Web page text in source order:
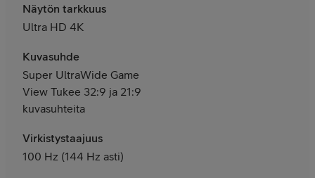
Näytön tarkkuus
Ultra HD 4K
Kuvasuhde
Super UltraWide Game
View Tukee 32:9 ja 21:9
kuvasuhteita
Virkistystaajuus
100 Hz (144 Hz asti)